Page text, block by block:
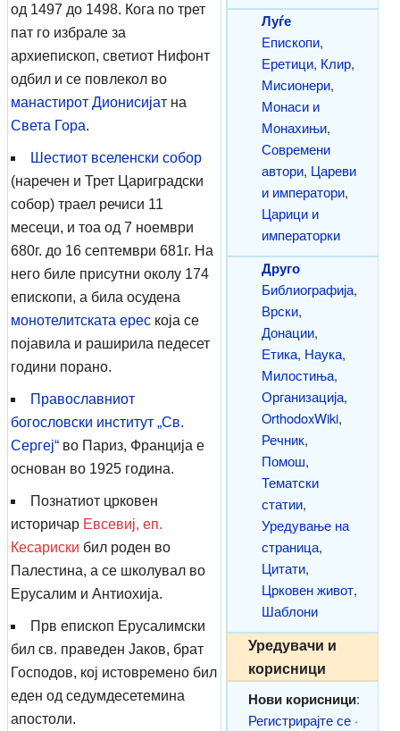
од 1497 до 1498. Кога по трет
пат го избрале за
архиепископ, светиот Нифонт
одбил и се повлекол во
манастирот Дионисијат на
Света Гора.
Шестиот вселенски собор
(наречен и Трет Цариградски
собор) траел речиси 11
месеци, и тоа од 7 ноември
680г. до 16 септември 681г. На
него биле присутни околу 174
епископи, а била осудена
монотелитската ерес која се
појавила и раширила педесет
години порано.
Православниот
богословски институт „Св.
Сергeј“ во Париз, Франција е
основан во 1925 година.
Познатиот црковен
историчар Евсевиј, еп.
Кесариски бил роден во
Палестина, а се школувал во
Ерусалим и Антиохија.
Прв епископ Ерусалимски
бил св. праведен Јаков, брат
Господов, кој истовремено бил
еден од седумдесетемина
апостоли.
Луѓе
Епископи,
Еретици, Клир,
Мисионери,
Монаси и
Монахињи,
Современи
автори, Цареви
и императори,
Царици и
императорки
Друго
Библиографија,
Врски,
Донации,
Етика, Наука,
Милостиња,
Организација,
OrthodoxWiki,
Речник,
Помош,
Тематски
статии,
Уредување на
страница,
Цитати,
Црковен живот,
Шаблони
Уредувачи и
корисници
Нови корисници:
Регистрирајте се ·